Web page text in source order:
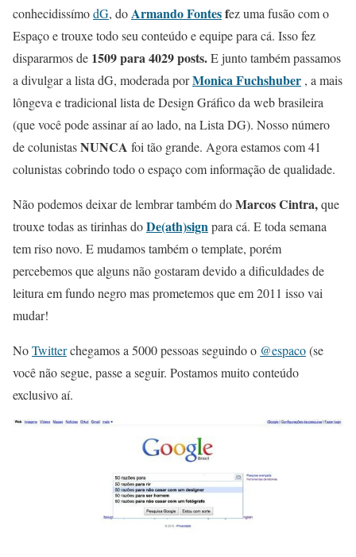
conhecidissímodG, doArmando Fontesfez uma fusão com o
Espaço e trouxe todo seu conteúdo e equipe para cá. Isso fez
dispararmos de 1509 para 4029 posts.E junto também passamos
a divulgar a lista dG, moderada porMonica Fuchshuber , a mais
lôngeva e tradicional lista de Design Gráfico da web brasileira
(que você pode assinar aí ao lado, na Lista DG). Nosso número
de colunistasNUNCA foi tão grande. Agora estamos com 41
colunistas cobrindo todo o espaço com informação de qualidade.
Não podemos deixar de lembrar também doMarcos Cintra,que
trouxe todas as tirinhas doDe(ath)signpara cá. E toda semana
tem riso novo. E mudamos também o template, porém
percebemos que alguns não gostaram devido a dificuldades de
leitura em fundo negro mas prometemos que em 2011 isso vai
mudar!
NoTwitterchegamos a 5000 pessoas seguindo o @espaco(se
você não segue, passe a seguir. Postamos muito conteúdo
exclusivo aí.